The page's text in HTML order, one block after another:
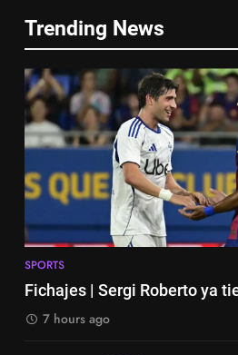
Histórico: a
SPORTS
7
A lesão
é
SPORTS
8
Leo Messi
Trending News
SPORTS
Fichajes | Sergi Roberto ya
7 hours ago
la jornada
SPORTS
6
Histórico:
cortinas
SPORTS
A lesão
SPORTS